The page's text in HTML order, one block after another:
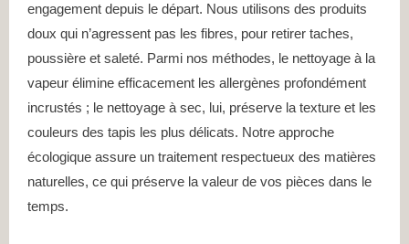
engagement depuis le départ. Nous utilisons des produits
doux qui n’agressent pas les fibres, pour retirer taches,
poussière et saleté. Parmi nos méthodes, le nettoyage à la
vapeur élimine efficacement les allergènes profondément
incrustés ; le nettoyage à sec, lui, préserve la texture et les
couleurs des tapis les plus délicats. Notre approche
écologique assure un traitement respectueux des matières
naturelles, ce qui préserve la valeur de vos pièces dans le
temps.